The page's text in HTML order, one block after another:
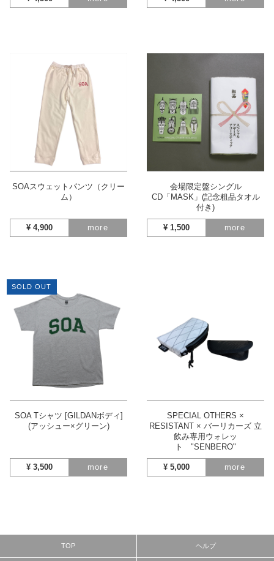
SOAスウェットパンツ（クリー
ム）
¥ 4,900 more
会場限定盤シングル
CD「MASK」(記念粗品タオル
付き)
¥ 1,500 more
SOLD OUT
SOA Tシャツ [GILDANボディ]
(アッシュー×グリーン)
¥ 3,500 more
SPECIAL OTHERS ×
RESISTANT × バーリカーズ 立
飲み専用ウォレッ
ト "SENBERO"
¥ 5,000 more
TOP ヘルプ